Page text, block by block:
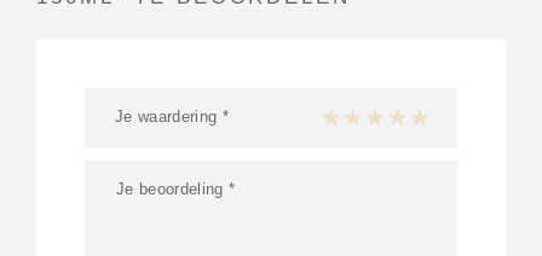
Je waardering * 1 van de 5 sterren
2 van de 5 sterren
3 van de 5 sterren
4 van de 5 sterren